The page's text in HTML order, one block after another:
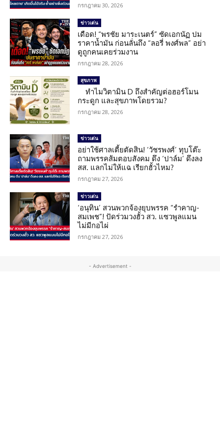
กรกฎาคม 30, 2026
ข่าวเด่น
เดือด! “พรชัย มาระเนตร์” ซัดเอกนัฏ ปม
ราคาน้ำมัน ก่อนลั่นถึง “ลอรี่ พงศ์พล” อย่า
ดูถูกคนเคยร่วมงาน
กรกฎาคม 28, 2026
สุขภาพ
ทำไมวิตามิน D ถึงสำคัญต่อฮอร์โมน
กระดูก และสุขภาพโดยรวม?
กรกฎาคม 28, 2026
ข่าวเด่น
อย่าใช้ศาลเตี้ยตัดสิน! ‘วัชรพงศ์’ ทุบโต๊ะ
ถามพรรคส้มตอบสังคม ดึง ‘ปาล์ม’ ดึงลง
สส. แลกไม่ให้แฉ เรียกฮั้วไหม?
กรกฎาคม 27, 2026
ข่าวเด่น
‘อนุทิน’ สวนพวกจ้องยุบพรรค “รำคาญ-
สมเพช”! ปัดร่วมวงฮั้ว สว. แซวพูลแมน
ไม่มีกอไผ่
กรกฎาคม 27, 2026
- Advertisement -